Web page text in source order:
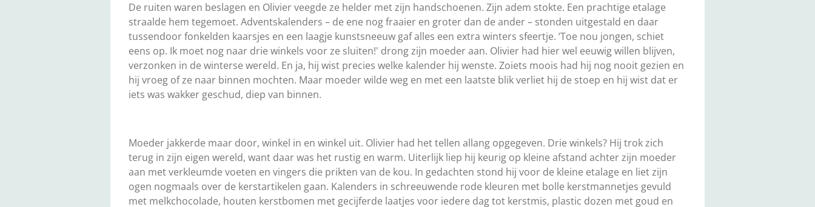
De ruiten waren beslagen en Olivier veegde ze helder met zijn handschoenen. Zijn adem stokte. Een prachtige etalage
straalde hem tegemoet. Adventskalenders – de ene nog fraaier en groter dan de ander – stonden uitgestald en daar
tussendoor fonkelden kaarsjes en een laagje kunstsneeuw gaf alles een extra winters sfeertje. ‘Toe nou jongen, schiet
eens op. Ik moet nog naar drie winkels voor ze sluiten!' drong zijn moeder aan. Olivier had hier wel eeuwig willen blijven,
verzonken in de winterse wereld. En ja, hij wist precies welke kalender hij wenste. Zoiets moois had hij nog nooit gezien en
hij vroeg of ze naar binnen mochten. Maar moeder wilde weg en met een laatste blik verliet hij de stoep en hij wist dat er
iets was wakker geschud, diep van binnen.
Moeder jakkerde maar door, winkel in en winkel uit. Olivier had het tellen allang opgegeven. Drie winkels? Hij trok zich
terug in zijn eigen wereld, want daar was het rustig en warm. Uiterlijk liep hij keurig op kleine afstand achter zijn moeder
aan met verkleumde voeten en vingers die prikten van de kou. In gedachten stond hij voor de kleine etalage en liet zijn
ogen nogmaals over de kerstartikelen gaan. Kalenders in schreeuwende rode kleuren met bolle kerstmannetjes gevuld
met melkchocolade, houten kerstbomen met gecijferde laatjes voor iedere dag tot kerstmis, plastic dozen met goud en